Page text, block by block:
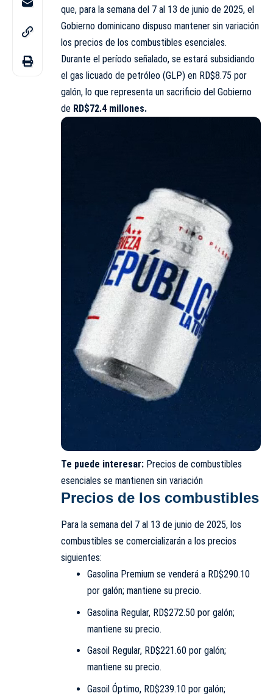
que, para la semana del 7 al 13 de junio de 2025, el
Gobierno dominicano dispuso mantener sin variación
los precios de los combustibles esenciales.
Durante el período señalado, se estará subsidiando
el gas licuado de petróleo (GLP) en RD$8.75 por
galón, lo que representa un sacrificio del Gobierno
de RD$72.4 millones.
Te puede interesar: Precios de combustibles
esenciales se mantienen sin variación
Precios de los combustibles
Para la semana del 7 al 13 de junio de 2025, los
combustibles se comercializarán a los precios
siguientes:
Gasolina Premium se venderá a RD$290.10
por galón; mantiene su precio.
Gasolina Regular, RD$272.50 por galón;
mantiene su precio.
Gasoil Regular, RD$221.60 por galón;
mantiene su precio.
Gasoil Óptimo, RD$239.10 por galón;